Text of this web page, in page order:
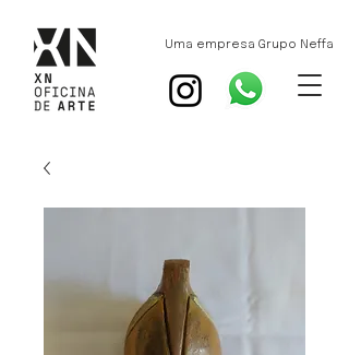
Uma empresa Grupo Neffa